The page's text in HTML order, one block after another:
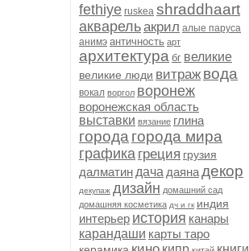
fethiye ruskea shraddhaart
акварельакрил алые паруса
анимэ античность арт
архитектура бг великие
великие люди витраж вода
вокал воргол воронеж
воронежская область
выставки вязание глина
города города мира
графика греция грузия
далматин дача даянадекор
декупаж дизайн домашний сад
домашняя косметика дч и гк индия
интерьер история канары
карандаши карты таро